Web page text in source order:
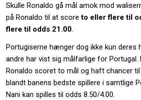
Skulle Ronaldo gå mål amok mod
på Ronaldo til at scoreto eller flere til
flere til odds 21.00.
Portugiserne hænger dog ikke kun deres
andre har vist sig målfarlige for Portugal.
Ronaldo scoret to mål og haft chancer
blandt banens bedste spillere i samtlige
Nani kan spilles til odds 8.50/4.00.